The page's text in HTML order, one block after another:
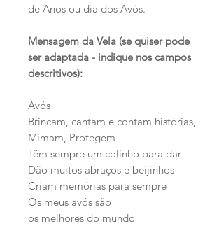
de Anos ou dia dos Avós.
Mensagem da Vela (se quiser pode
ser adaptada - indique nos campos
descritivos):
Avós
Brincam, cantam e contam histórias,
Mimam, Protegem
Têm sempre um colinho para dar
Dão muitos abraços e beijinhos
Criam memórias para sempre
Os meus avós são
os melhores do mundo